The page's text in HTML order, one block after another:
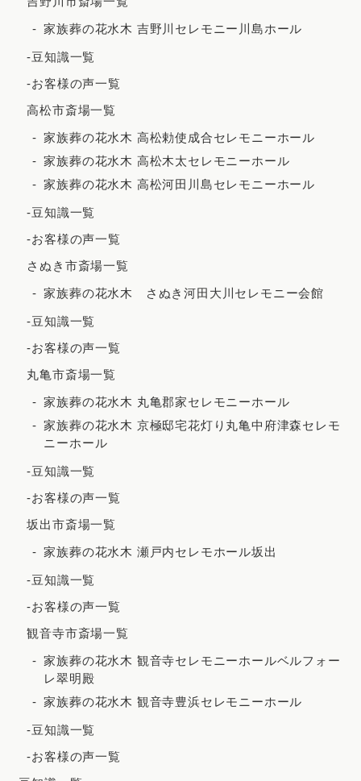
2022年5月
2022年4月
2022年3月
2022年2月
2021年12月
2021年11月
2021年10月
2021年5月
2021年4月
2021年3月
2021年2月
家族葬の花水木 吉野川セレモニー川島ホール
-豆知識一覧
-お客様の声一覧
高松市斎場一覧
家族葬の花水木 高松勅使成合セレモニーホール
家族葬の花水木 高松木太セレモニーホール
家族葬の花水木 高松河田川島セレモニーホール
-豆知識一覧
-お客様の声一覧
さぬき市斎場一覧
家族葬の花水木 さぬき河田大川セレモニー会館
-豆知識一覧
-お客様の声一覧
丸亀市斎場一覧
家族葬の花水木 丸亀郡家セレモニーホール
家族葬の花水木 京極邸宅花灯り丸亀中府津森セレモ
ニーホール
-豆知識一覧
-お客様の声一覧
坂出市斎場一覧
家族葬の花水木 瀬戸内セレモホール坂出
-豆知識一覧
-お客様の声一覧
観音寺市斎場一覧
家族葬の花水木 観音寺セレモニーホールベルフォー
レ翠明殿
家族葬の花水木 観音寺豊浜セレモニーホール
-豆知識一覧
-お客様の声一覧